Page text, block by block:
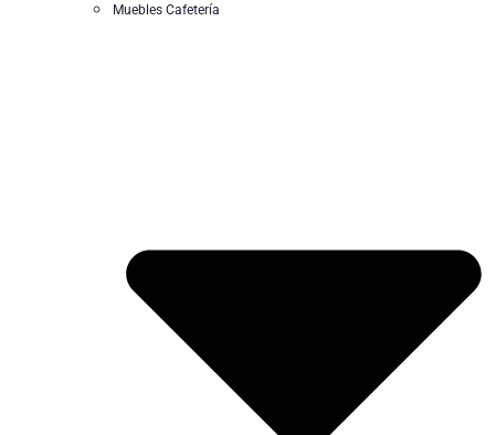
Muebles Cafetería